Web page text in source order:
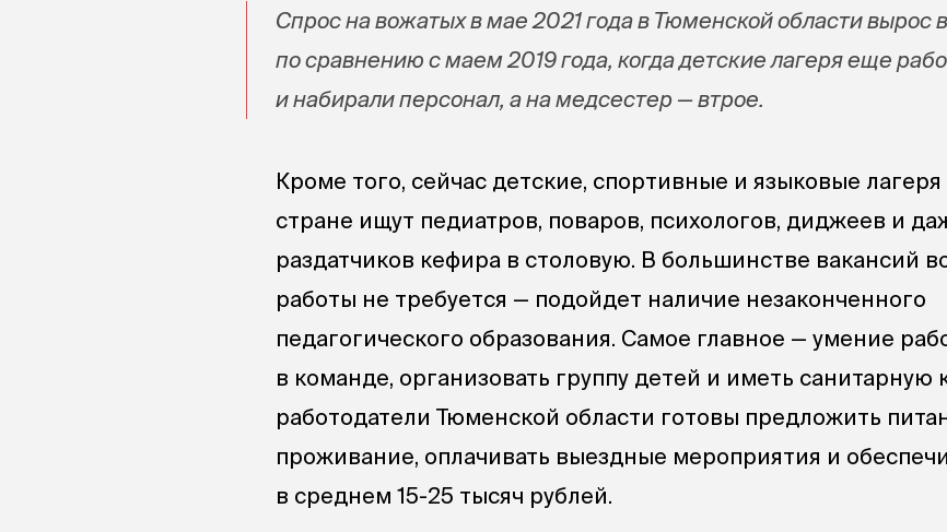
Спрос на вожатых в мае 2021 года в Тюменской области вырос
по сравнению с маем 2019 года, когда детские лагеря еще
и набирали персонал, а на медсестер — втрое.
Кроме того, сейчас детские, спортивные и языковые лагеря
стране ищут педиатров, поваров, психологов, диджеев и
раздатчиков кефира в столовую. В большинстве вакансий
работы не требуется — подойдет наличие незаконченного
педагогического образования. Самое главное — умение
в команде, организовать группу детей и иметь санитарную
работодатели Тюменской области готовы предложить
проживание, оплачивать выездные мероприятия и
в среднем 15-25 тысяч рублей.